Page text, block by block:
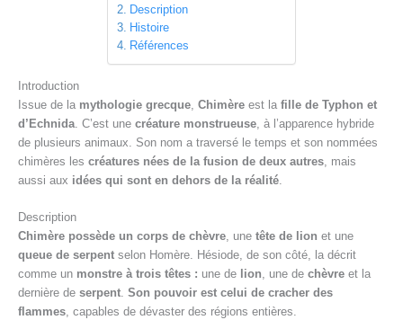
Description
Histoire
Références
Introduction
Issue de la mythologie grecque Chimère est la fille de Typhon et
d’Echnida . C’est une créature monstrueuse , à l’apparence hybride
de plusieurs animaux. Son nom a traversé le temps et son nommées
chimères les créatures nées de la fusion de deux autres , mais
aussi aux idées qui sont en dehors de la réalité
Description
Chimère possède un corps de chèvre, une tête de lion et une
queue de serpent selon Homère. Hésiode, de son côté, la décrit
comme un monstre à trois têtes : une de lion, une de chèvre et la
dernière de serpent. Son pouvoir est celui de cracher des
flammes, capables de dévaster des régions entières.